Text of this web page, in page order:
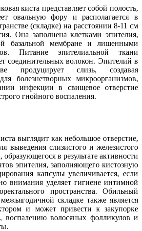
киста представляет собой полость,
овальную фору и располагается в
(складке) на расстоянии 8-11 см
Она заполнена клетками эпителия,
базальной мембране и лишенными
Питание эпителиальной ткани
соединительных волокон. Эпителий в
продуцирует слизь, создавая
болезнетворных микроорганизмов,
инфекции в свищевое отверстие
гнойного воспаления.
выглядит как небольшое отверстие,
выведения слизистого и железистого
образующегося в результате активности
эпителия, заполняющего кистозную
капсулы увеличивается, если
внимания уделяет гигиене интимной
пространства. Обильный
складке также является
и может привести к закупорке
воспалению волосяных фолликулов и